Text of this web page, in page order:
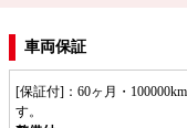
車両保証
[保証付]：60ヶ月・
す。